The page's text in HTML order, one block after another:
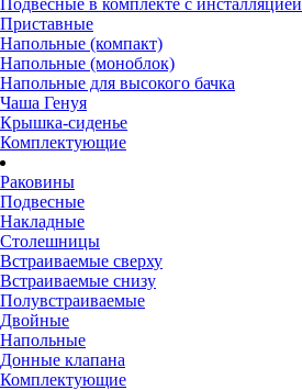
Подвесные в комплекте с инсталляцией
Приставные
Напольные (компакт)
Напольные (моноблок)
Напольные для высокого бачка
Чаша Генуя
Крышка-сиденье
Комплектующие
Раковины
Подвесные
Накладные
Столешницы
Встраиваемые сверху
Встраиваемые снизу
Полувстраиваемые
Двойные
Напольные
Донные клапана
Комплектующие